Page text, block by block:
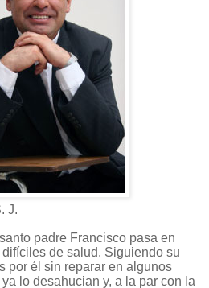
J.
padre Francisco pasa en
de salud. Siguiendo su
por él sin reparar en algunos
lo desahucian y, a la par con la